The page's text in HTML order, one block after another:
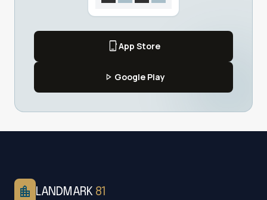
phone_iphoneApp Store
play_arrow Google Play
location_city LANDMARK 81